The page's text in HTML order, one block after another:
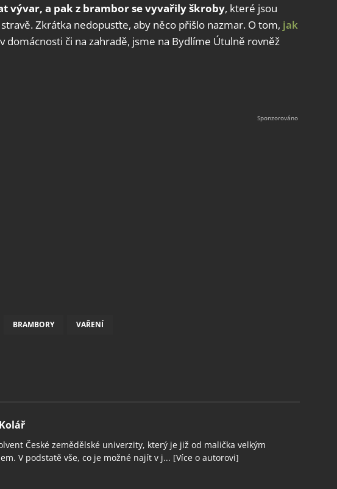
vývar, a pak z brambor se vyvařily škroby, které jsou
Zkrátka nedopusťte, aby něco přišlo nazmar. O tom, jak
v domácnosti či na zahradě, jsme na Bydlíme Útulně rovněž
BRAMBORY VAŘENÍ
České zemědělské univerzity, který je již od malička velkým
V podstatě vše, co je možné najít v j... [Více o autorovi]